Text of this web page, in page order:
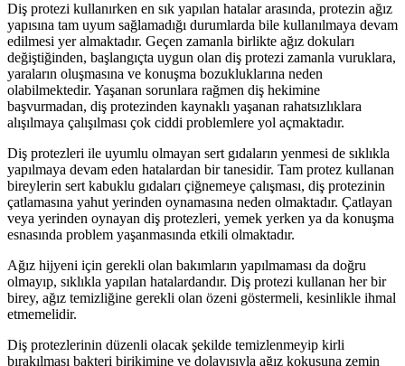
Diş protezi kullanırken en sık yapılan hatalar arasında, protezin ağız
yapısına tam uyum sağlamadığı durumlarda bile kullanılmaya devam
edilmesi yer almaktadır. Geçen zamanla birlikte ağız dokuları
değiştiğinden, başlangıçta uygun olan diş protezi zamanla vuruklara,
yaraların oluşmasına ve konuşma bozukluklarına neden
olabilmektedir. Yaşanan sorunlara rağmen diş hekimine
başvurmadan, diş protezinden kaynaklı yaşanan rahatsızlıklara
alışılmaya çalışılması çok ciddi problemlere yol açmaktadır.
Diş protezleri ile uyumlu olmayan sert gıdaların yenmesi de sıklıkla
yapılmaya devam eden hatalardan bir tanesidir. Tam protez kullanan
bireylerin sert kabuklu gıdaları çiğnemeye çalışması, diş protezinin
çatlamasına yahut yerinden oynamasına neden olmaktadır. Çatlayan
veya yerinden oynayan diş protezleri, yemek yerken ya da konuşma
esnasında problem yaşanmasında etkili olmaktadır.
Ağız hijyeni için gerekli olan bakımların yapılmaması da doğru
olmayıp, sıklıkla yapılan hatalardandır. Diş protezi kullanan her bir
birey, ağız temizliğine gerekli olan özeni göstermeli, kesinlikle ihmal
etmemelidir.
Diş protezlerinin düzenli olacak şekilde temizlenmeyip kirli
bırakılması bakteri birikimine ve dolayısıyla ağız kokusuna zemin